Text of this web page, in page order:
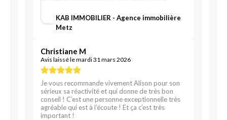
KAB IMMOBILIER - Agence immobilière
Metz
Christiane M
Avis laissé le mardi 31 mars 2026
Je vous recommande vivement Alison pour son
sérieux sa réactivité et qui donne de très bon
conseil ! C’est une personne exceptionnelle très
agréable qui est à l’écoute ! Et ça c’est très
important !